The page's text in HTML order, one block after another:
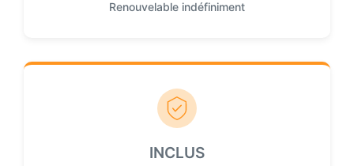
Renouvelable indéfiniment
INCLUS